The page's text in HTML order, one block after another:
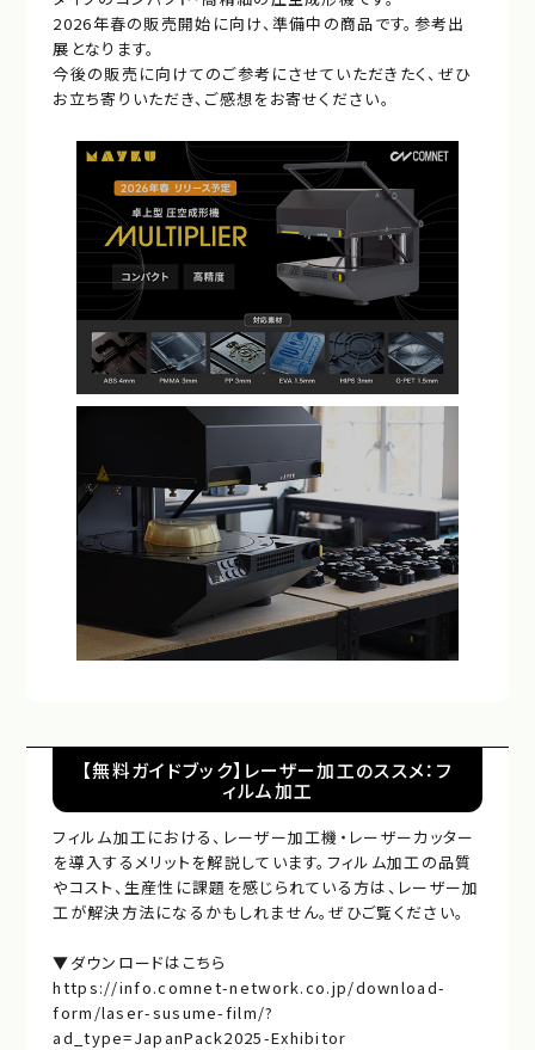
2026年春の販売開始に向け、準備中の商品です。参考出
展となります。
今後の販売に向けてのご参考にさせていただきたく、ぜひ
お立ち寄りいただき、ご感想をお寄せください。
【無料ガイドブック】レーザー加工のススメ：フ
ィルム加工
フィルム加工における、レーザー加工機・レーザーカッター
を導入するメリットを解説しています。フィルム加工の品質
やコスト、生産性に課題を感じられている方は、レーザー加
工が解決方法になるかもしれません。ぜひご覧ください。
▼ダウンロードはこちら
https://info.comnet-network.co.jp/download-
form/laser-susume-film/?
ad_type=JapanPack2025-Exhibitor